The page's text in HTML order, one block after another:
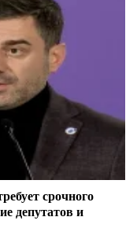
срочного
депутатов и